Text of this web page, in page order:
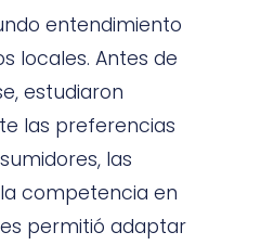
entendimiento
locales. Antes de
estudiaron
las preferencias
las
competencia en
permitió adaptar